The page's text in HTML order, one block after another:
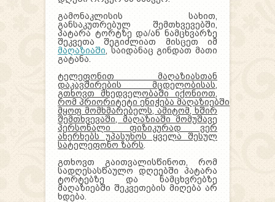
გამონაკლისის სახით,
განსაკუთრებულ შემთხვევებში,
პატარა ტორტზე და/ან ნამცხვარზე
შეკვეთა შეგიძლიათ მისცეთ იმ
მაღაზიაში , საიდანაც გინდათ მათი
გატანა.
ტელეფონით მაღაზიასთან
დაკავშირების მცდელობისას,
გთხოვთ მხედველობაში იქონიოთ,
რომ პრიორიტეტი ენიჭება მაღაზიებში
მყოფ მომხმარებელს, ამიტომ, ხშირ
შემთხვევაში, მაღაზიაში მომუშავე
პერსონალი ფიზიკურად ვერ
ახერხებს უპასუხოს ყველა შესულ
სატელეფონო ზარს
გთხოვთ გაითვალისწინოთ, რომ
სადღესასწაულო დღეებში პატარა
ტორტებზე და ნამცხვრებზე
მაღაზიებში შეკვეთების მიღება არ
ხდება.